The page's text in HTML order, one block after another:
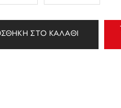
ΣΤΟ ΚΑΛΑΘΙ